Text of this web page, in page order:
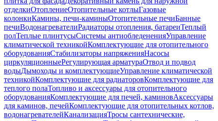
отделкиОтоплениеОтопительные котлыГазовые
колонкиКамины, печи-каминыОтопительные печиБанные
печиВодонагревателиРадиаторы отопления, батареиТеплый
полТеплые плинтусыСистемы антиобледененияУправление
климатической техникойКомплектующие для отопительного
оборудованияСтабилизаторы напряженияНасосы
циркуляционныеРегулирующая арматураОтвод и подвод
водыДымоходы и комплектующиеУправление климатической
техникойКомплектующие для радиаторовКомплектующие для
теплого полаТопливо и аксессуары для отопительного
оборудованияКомплектующие для печей, каминовАксессуары
для каминов, печейКомплектующие для отопительных котлов,
водонагревателейКанализацияТросы сантехнические,